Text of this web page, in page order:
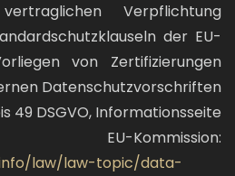
Verpflichtung
der EU-
von Zertifizierungen
Datenschutzvorschriften
49 DSGVO, Informationsseite
law/law-topic/data-